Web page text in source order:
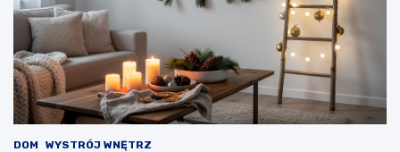
DOM WYSTRÓJ WNĘTRZ